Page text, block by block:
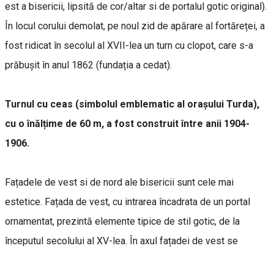
est a bisericii, lipsită de cor/altar si de portalul gotic original).
În locul corului demolat, pe noul zid de apărare al fortăreței, a
fost ridicat în secolul al XVII-lea un turn cu clopot, care s-a
prăbușit în anul 1862 (fundația a cedat).
Turnul cu ceas (simbolul emblematic al orașului Turda),
cu o înălțime de 60 m, a fost construit între anii 1904-
1906.
Fațadele de vest si de nord ale bisericii sunt cele mai
estetice. Fațada de vest, cu intrarea încadrata de un portal
ornamentat, prezintă elemente tipice de stil gotic, de la
începutul secolului al XV-lea. În axul fațadei de vest se